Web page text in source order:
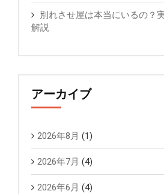
別れさせ屋は本当にいるの？
解説
アーカイブ
2026年8月 (1)
2026年7月 (4)
2026年6月 (4)